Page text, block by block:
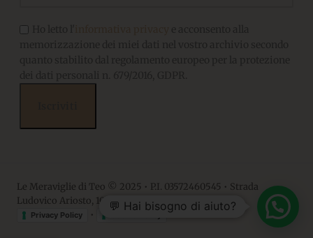
Le Meraviglie di Teo © 2025 • P.I. 03572460545 • Strada
Ludovico Ariosto, 10 • 06063, Magione PG
Privacy Policy •
💬 Hai bisogno di aiuto?